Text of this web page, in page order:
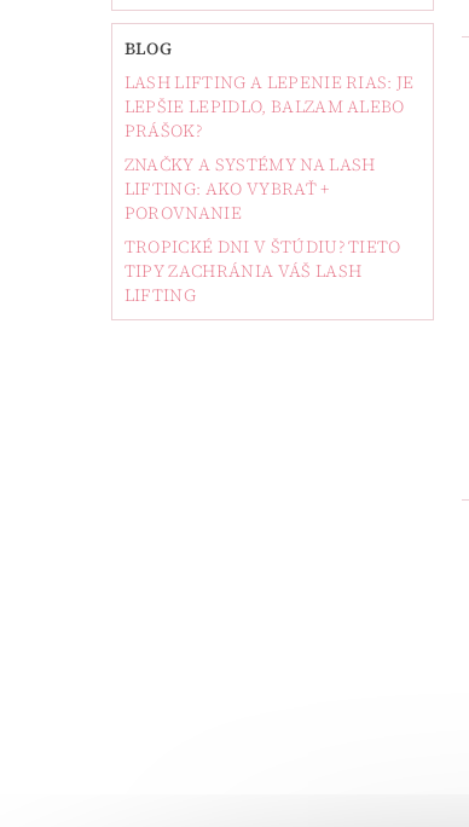
BLOG
LASH LIFTING A LEPENIE RIAS: JE
LEPŠIE LEPIDLO, BALZAM ALEBO
PRÁŠOK?
ZNAČKY A SYSTÉMY NA LASH
LIFTING: AKO VYBRAŤ +
POROVNANIE
TROPICKÉ DNI V ŠTÚDIU? TIETO
TIPY ZACHRÁNIA VÁŠ LASH
LIFTING